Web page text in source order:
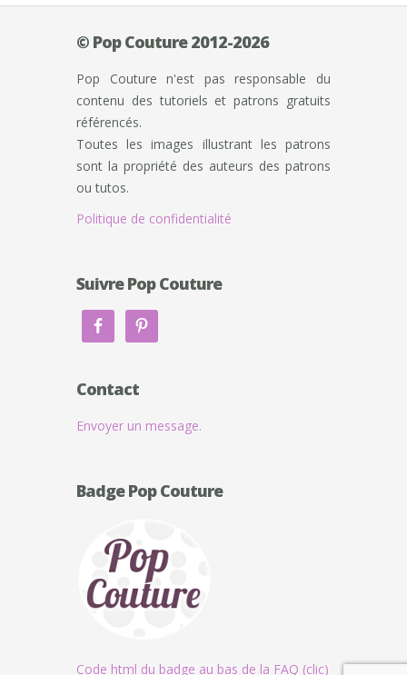
© Pop Couture 2012-2026
Pop Couture n'est pas responsable du
contenu des tutoriels et patrons gratuits
référencés.
Toutes les images illustrant les patrons
sont la propriété des auteurs des patrons
ou tutos.
Politique de confidentialité
Suivre Pop Couture
Contact
Envoyer un message.
Badge Pop Couture
Code html du badge au bas de la FAQ (clic)